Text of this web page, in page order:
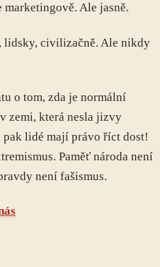
marketingově. Ale jasně.
lidsky, civilizačně. Ale nikdy
o tom, zda je normální
zemi, která nesla jizvy
lidé mají právo říct dost!
Paměť národa není
není fašismus.